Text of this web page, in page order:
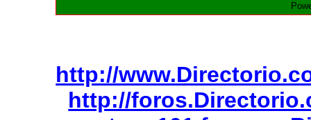
http://
http://